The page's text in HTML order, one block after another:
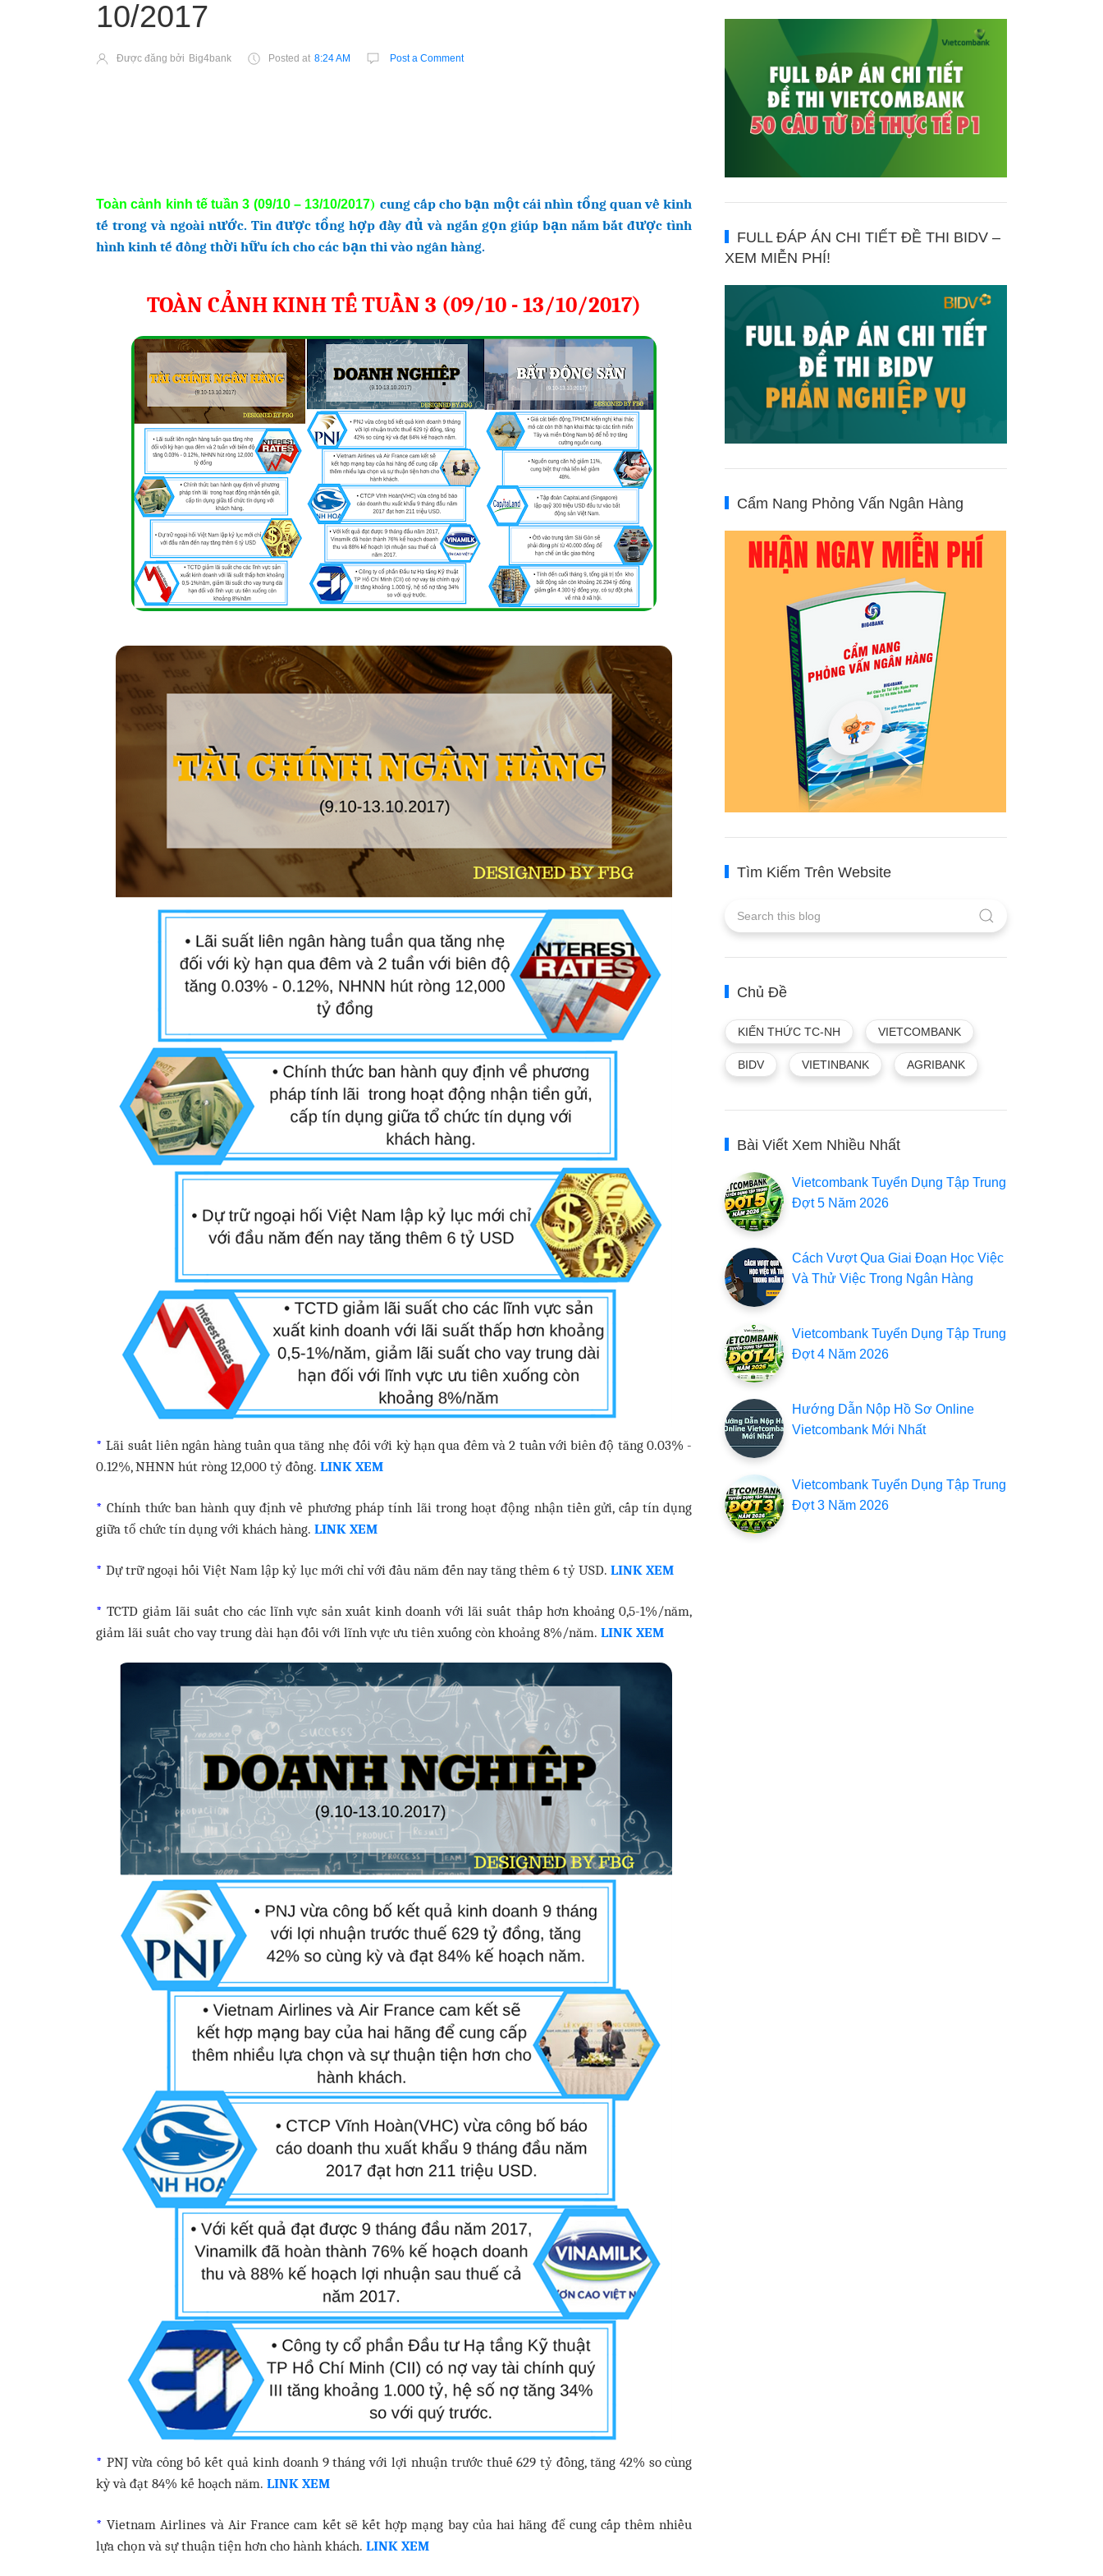
10/2017
Được đăng bởi Big4bank Posted at 8:24 AM Post a Comment
Toàn cảnh kinh tế tuần 3 (09/10 – 13/10/2017) cung cấp cho bạn một cái nhìn tổng quan về kinh
tế trong và ngoài nước. Tin được tổng hợp đầy đủ và ngắn gọn giúp bạn nắm bắt được tình
hình kinh tế đồng thời hữu ích cho các bạn thi vào ngân hàng.
TOÀN CẢNH KINH TẾ TUẦN 3 (09/10 - 13/10/2017)
* Lãi suất liên ngân hàng tuần qua tăng nhẹ đối với kỳ hạn qua đêm và 2 tuần với biên độ tăng 0.03% -
0.12%, NHNN hút ròng 12,000 tỷ đồng. LINK XEM
* Chính thức ban hành quy định về phương pháp tính lãi trong hoạt động nhận tiền gửi, cấp tín dụng
giữa tổ chức tín dụng với khách hàng. LINK XEM
* Dự trữ ngoại hối Việt Nam lập kỷ lục mới chỉ với đầu năm đến nay tăng thêm 6 tỷ USD. LINK XEM
* TCTD giảm lãi suất cho các lĩnh vực sản xuất kinh doanh với lãi suất thấp hơn khoảng 0,5-1%/năm,
giảm lãi suất cho vay trung dài hạn đối với lĩnh vực ưu tiên xuống còn khoảng 8%/năm. LINK XEM
* PNJ vừa công bố kết quả kinh doanh 9 tháng với lợi nhuận trước thuế 629 tỷ đồng, tăng 42% so cùng
kỳ và đạt 84% kế hoạch năm. LINK XEM
* Vietnam Airlines và Air France cam kết sẽ kết hợp mạng bay của hai hãng để cung cấp thêm nhiều
lựa chọn và sự thuận tiện hơn cho hành khách. LINK XEM
FULL ĐÁP ÁN CHI TIẾT ĐỀ THI BIDV –
XEM MIỄN PHÍ!
Cẩm Nang Phỏng Vấn Ngân Hàng
Tìm Kiếm Trên Website
Chủ Đề
KIẾN THỨC TC-NH VIETCOMBANK
BIDV VIETINBANK AGRIBANK
Bài Viết Xem Nhiều Nhất
Vietcombank Tuyển Dụng Tập Trung
Đợt 5 Năm 2026
Cách Vượt Qua Giai Đoạn Học Việc
Và Thử Việc Trong Ngân Hàng
Vietcombank Tuyển Dụng Tập Trung
Đợt 4 Năm 2026
Hướng Dẫn Nộp Hồ Sơ Online
Vietcombank Mới Nhất
Vietcombank Tuyển Dụng Tập Trung
Đợt 3 Năm 2026